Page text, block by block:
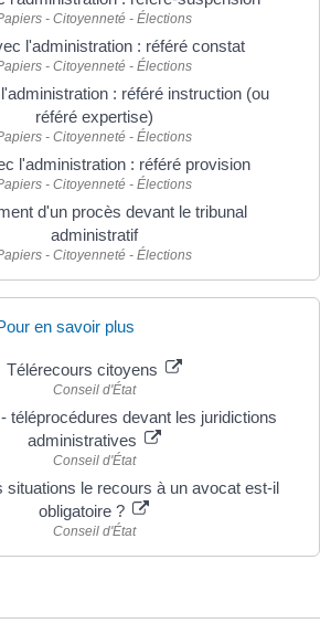
- Citoyenneté - Élections
l'administration : référé constat
- Citoyenneté - Élections
: référé instruction (ou
référé expertise)
- Citoyenneté - Élections
l'administration : référé provision
- Citoyenneté - Élections
d'un procès devant le tribunal
administratif
- Citoyenneté - Élections
en savoir plus
Télérecours citoyens
Conseil d'État
téléprocédures devant les juridictions
administratives
Conseil d'État
situations le recours à un avocat est-il
obligatoire ?
Conseil d'État